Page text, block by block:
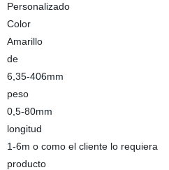
Personalizado
Color
Amarillo
de
6,35-406mm
peso
0,5-80mm
longitud
1-6m o como el cliente lo requiera
producto